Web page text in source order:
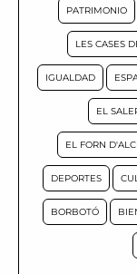
PATRIMONIO
LES CASES
IGUALDAD
EL
EL FORN
DEPORTES
BORBOTÓ